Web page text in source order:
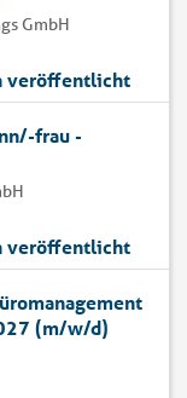
GmbH
veröffentlicht
frau -
veröffentlicht
(m/w/d)